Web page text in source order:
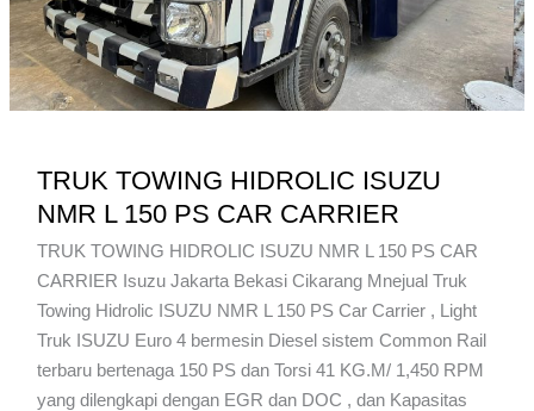
TRUK TOWING HIDROLIC ISUZU
NMR L 150 PS CAR CARRIER
TRUK TOWING HIDROLIC ISUZU NMR L 150 PS CAR
CARRIER Isuzu Jakarta Bekasi Cikarang Mnejual Truk
Towing Hidrolic ISUZU NMR L 150 PS Car Carrier , Light
Truk ISUZU Euro 4 bermesin Diesel sistem Common Rail
terbaru bertenaga 150 PS dan Torsi 41 KG.M/ 1,450 RPM
yang dilengkapi dengan EGR dan DOC , dan Kapasitas